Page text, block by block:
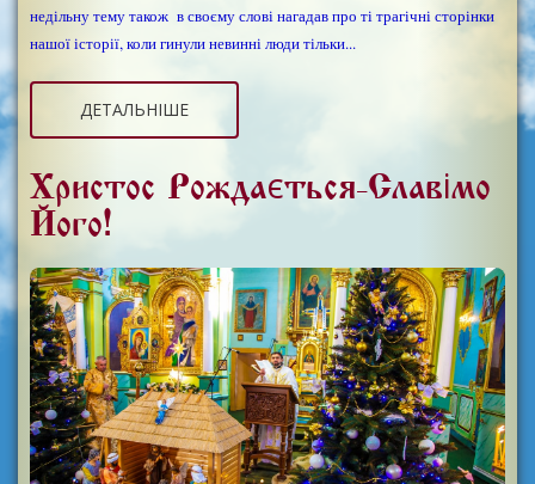
недільну тему також в своєму слові нагадав про ті трагічні сторінки
нашої історії, коли гинули невинні люди тільки...
ДЕТАЛЬНІШЕ
Христос Рождається-Славімо
Його!